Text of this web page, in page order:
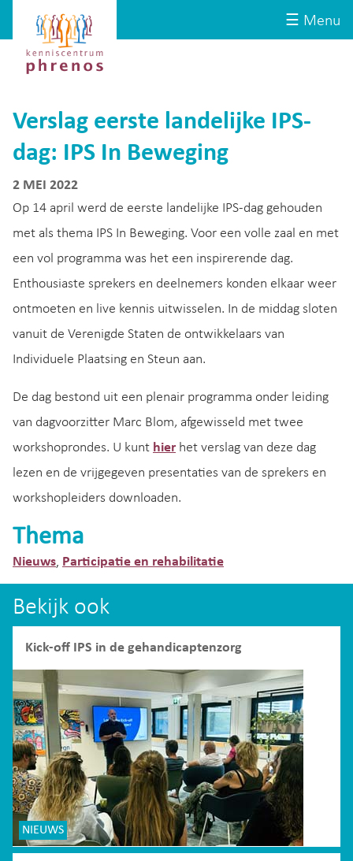
☰ Menu
Kenniscentrum
Phrenos
website
Verslag eerste landelijke IPS-
dag: IPS In Beweging
2 MEI 2022
Op 14 april werd de eerste landelijke IPS-dag gehouden
met als thema IPS In Beweging. Voor een volle zaal en met
een vol programma was het een inspirerende dag.
Enthousiaste sprekers en deelnemers konden elkaar weer
ontmoeten en live kennis uitwisselen. In de middag sloten
vanuit de Verenigde Staten de ontwikkelaars van
Individuele Plaatsing en Steun aan.
De dag bestond uit een plenair programma onder leiding
van dagvoorzitter Marc Blom, afgewisseld met twee
workshoprondes. U kunt hierhet verslag van deze dag
lezen en de vrijgegeven presentaties van de sprekers en
workshopleiders downloaden.
Thema
Nieuws, Participatie en rehabilitatie
Bekijk ook
Kick-off IPS in de gehandicaptenzorg
NIEUWS